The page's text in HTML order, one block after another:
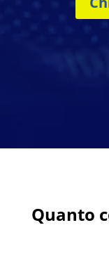
Quanto